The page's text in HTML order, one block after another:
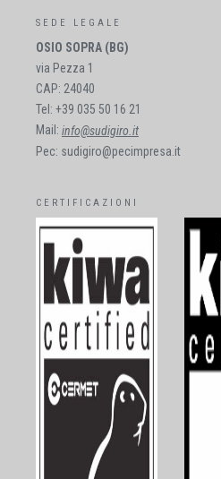
SEDE LEGALE
OSIO SOPRA (BG)
via Pezza 1
CAP: 24040
Tel: +39 035 50 16 21
Mail: info@sudigiro.it
Pec: sudigiro@pecimpresa.it
CERTIFICAZIONI